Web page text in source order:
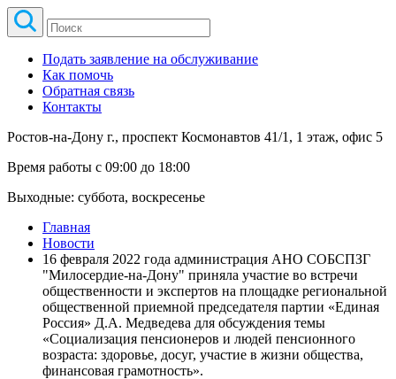
Подать заявление на обслуживание
Как помочь
Обратная связь
Контакты
Ростов-на-Дону г., проспект Космонавтов 41/1, 1 этаж, офис 5
Время работы с 09:00 до 18:00
Выходные: суббота, воскресенье
Главная
Новости
16 февраля 2022 года администрация АНО СОБСПЗГ
"Милосердие-на-Дону" приняла участие во встречи
общественности и экспертов на площадке региональной
общественной приемной председателя партии «Единая
Россия» Д.А. Медведева для обсуждения темы
«Социализация пенсионеров и людей пенсионного
возраста: здоровье, досуг, участие в жизни общества,
финансовая грамотность».